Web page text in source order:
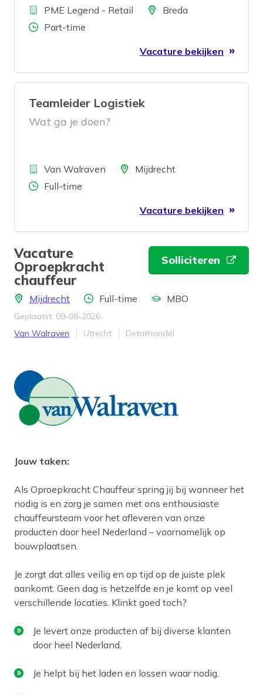
gezicht de winkel uit zien gaan? Dan
zoeken wij jou!
BedrijfPME Legend - Retail LocatieBreda
Aantal uren
Part-time
Vacature bekijken
Teamleider Logistiek
Wat ga je doen?
BedrijfVan Walraven LocatieMijdrecht
Aantal uren
Full-time
Vacature bekijken
Vacature
Oproepkracht
chauffeur
Solliciteren
LocatieMijdrechtAantal uren
Full-time Opleidingsniveau
MBO
Geplaatst: 09-08-2026
Bedrijf
Van Walraven Provincie
Utrecht Werkveld
Detailhandel
Jouw taken:
Als Oproepkracht Chauffeur spring jij bij wanneer het
nodig is en zorg je samen met ons enthousiaste
chauffeursteam voor het afleveren van onze
producten door heel Nederland – voornamelijk op
bouwplaatsen.
Je zorgt dat alles veilig en op tijd op de juiste plek
aankomt. Geen dag is hetzelfde en je komt op veel
verschillende locaties. Klinkt goed toch?
Je levert onze producten af bij diverse klanten
door heel Nederland.
Je helpt bij het laden en lossen waar nodig.